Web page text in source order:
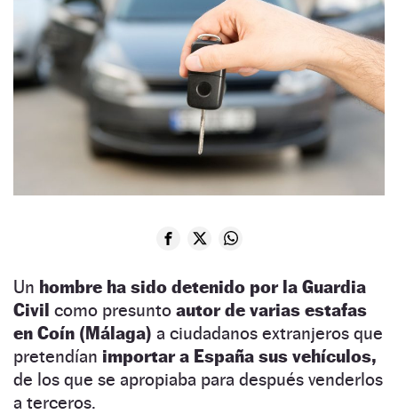
Un hombre ha sido detenido por la Guardia
Civil como presunto autor de varias estafas
en Coín (Málaga) a ciudadanos extranjeros que
pretendían importar a España sus vehículos,
de los que se apropiaba para después venderlos
a terceros.